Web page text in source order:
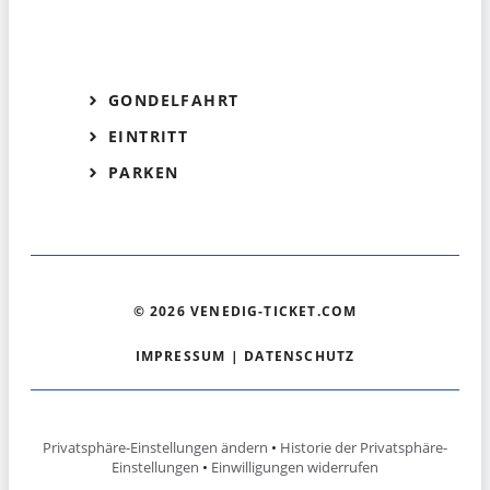
GONDELFAHRT
EINTRITT
PARKEN
© 2026 VENEDIG-TICKET.COM
IMPRESSUM | DATENSCHUTZ
Privatsphäre-Einstellungen ändern • Historie der Privatsphäre-
Einstellungen • Einwilligungen widerrufen